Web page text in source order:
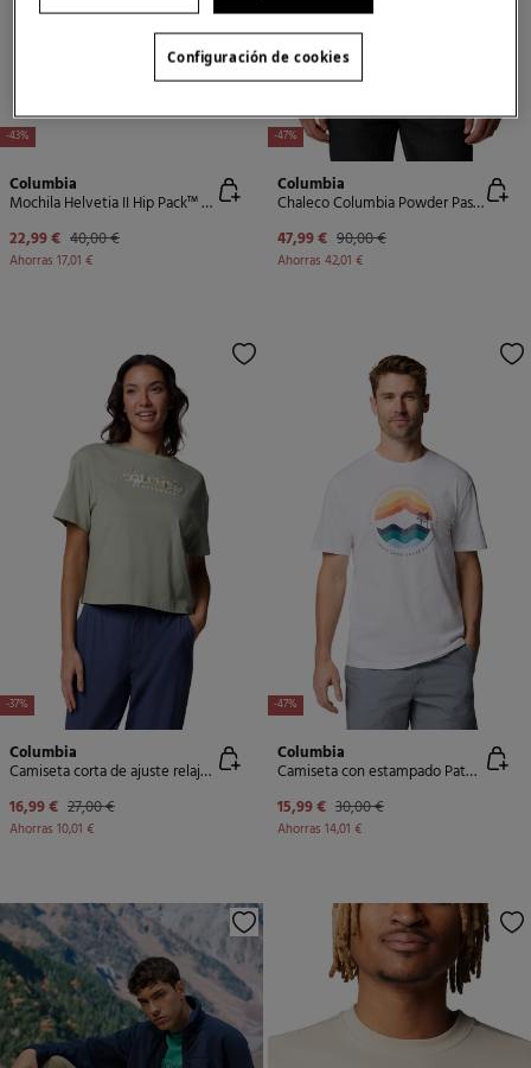
-43%
Columbia
Mochila Helvetia II Hip Pack™ de Columbia
22,99 € 40,00 €
Ahorras 17,01 €
-47%
Columbia
Chaleco Columbia Powder Pass™ para hombre
47,99 € 90,00 €
Ahorras 42,01 €
-37%
Columbia
Camiseta corta de ajuste relajado con estampado Rolling Bend™ de Columbia para mujer
16,99 € 27,00 €
Ahorras 10,01 €
-47%
Columbia
Camiseta con estampado Path Lake™ II de Columbia para hombre
15,99 € 30,00 €
Ahorras 14,01 €
Configuración de cookies